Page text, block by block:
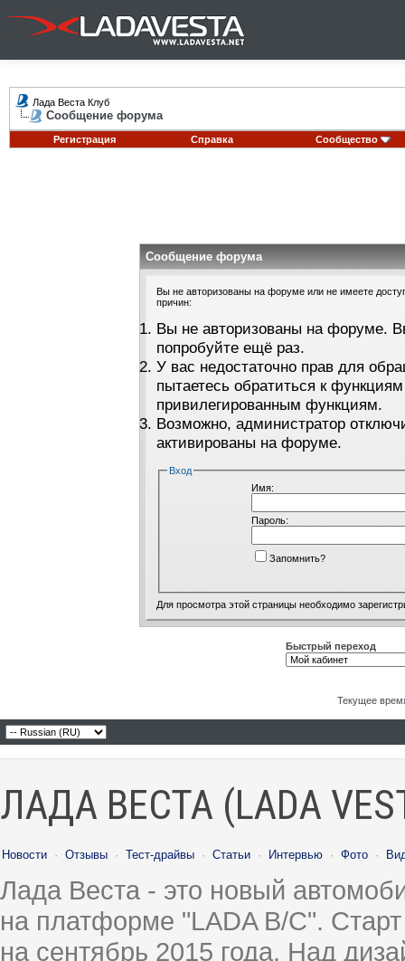
Лада Веста Клуб
Сообщение форума
Регистрация Справка Сообщество
Сообщение форума
Вы не авторизованы на форуме или не имеете
причин:
Вы не авторизованы на форуме.
попробуйте ещё раз.
У вас недостаточно прав для
пытаетесь обратиться к
привилегированным функциям.
Возможно, администратор
активированы на форуме.
Вход
Имя:
Пароль:
Запомнить?
Для просмотра этой страницы необходимо
Быстрый переход
Текущее
ЛАДА ВЕСТА (LADA
Новости · Отзывы · Тест-драйвы · Статьи · Интервью · Фото ·
Лада Веста - это новый
на платформе "LADA B/C".
на сентябрь 2015 года. Над